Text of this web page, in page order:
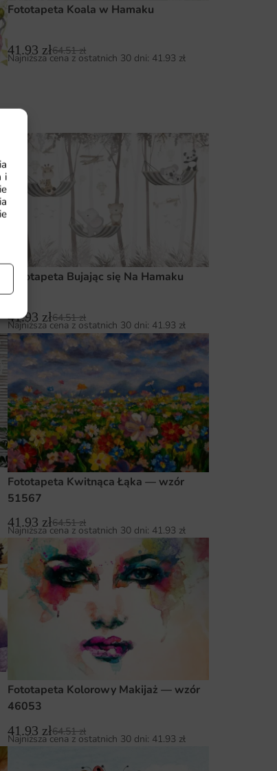
i
Fototapeta Koala w Hamaku
41.93 zł64.51zł
Najniższa cena z ostatnich 30 dni: 41.93 zł
Fototapeta Bujając się Na Hamaku
41.93 zł64.51zł
Najniższa cena z ostatnich 30 dni: 41.93 zł
Fototapeta Kwitnąca Łąka — wzór
51567
41.93 zł64.51zł
Najniższa cena z ostatnich 30 dni: 41.93 zł
Fototapeta Kolorowy Makijaż — wzór
46053
41.93 zł64.51zł
Najniższa cena z ostatnich 30 dni: 41.93 zł